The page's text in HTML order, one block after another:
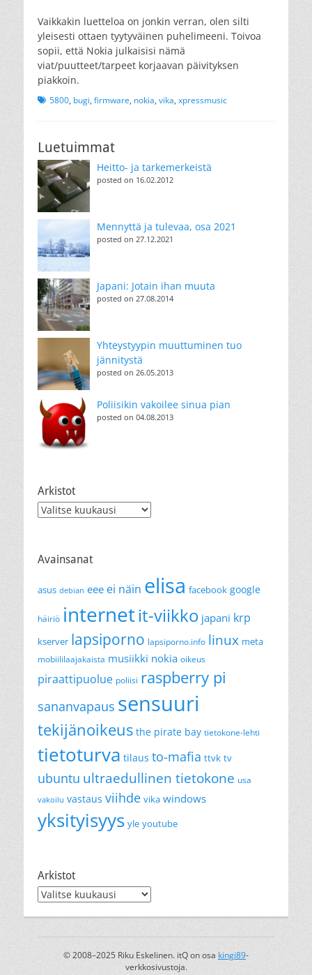
Vaikkakin luetteloa on jonkin verran, olen silti
yleisesti ottaen tyytyväinen puhelimeeni. Toivoa
sopii, että Nokia julkaisisi nämä
viat/puutteet/tarpeet korjaavan päivityksen
piakkoin.
Tags5800, bugi, firmware, nokia, vika, xpressmusic
Luetuimmat
Heitto- ja tarkemerkeistä
posted on 16.02.2012
Mennyttä ja tulevaa, osa 2021
posted on 27.12.2021
Japani: Jotain ihan muuta
posted on 27.08.2014
Yhteystyypin muuttuminen tuo
jännitystä
posted on 26.05.2013
Poliisikin vakoilee sinua pian
posted on 04.08.2013
Arkistot
Arkistot
Avainsanat
asus debian eee ei näin elisa facebook google
häiriö internetit-viikko japani krp
kserver lapsiporno lapsiporno.info linux meta
mobiililaajakaista musiikki nokia oikeus
piraattipuolue poliisi raspberry pi
sananvapaus sensuuri
tekijänoikeus the pirate bay tietokone-lehti
tietoturva tilaus to-mafia ttvk tv
ubuntu ultraedullinen tietokone usa
vakoilu vastaus viihde vika windows
yksityisyys yle youtube
Arkistot
Arkistot
© 2008–2025 Riku Eskelinen. itQ on osa kingi89-
verkkosivustoja.